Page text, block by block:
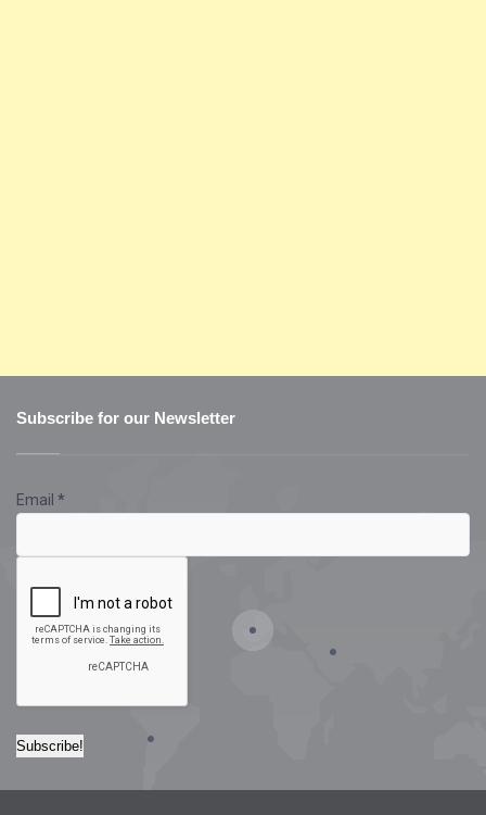
Subscribe for our Newsletter
Email *